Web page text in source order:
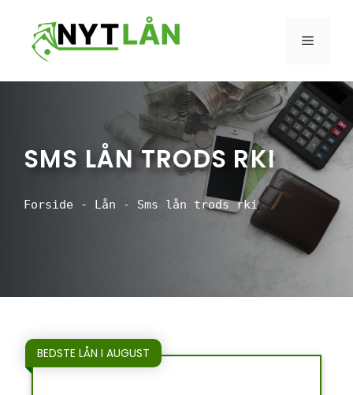
indhold
MENU
SMS LÅN TRODS RKI
Forside - Lån - Sms lån trods rki
BEDSTE LÅN I AUGUST